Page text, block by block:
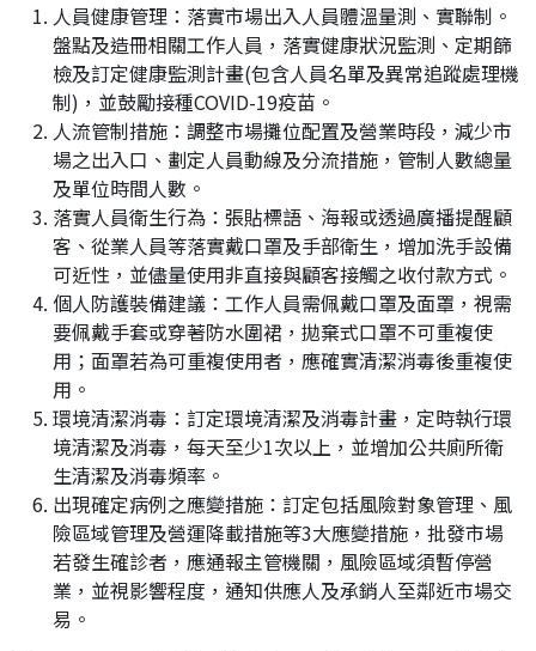
人員健康管理：落實市場出入人員體溫量測、實聯制。
盤點及造冊相關工作人員，落實健康狀況監測、定期篩
檢及訂定健康監測計畫(包含人員名單及異常追蹤處理機
制)，並鼓勵接種COVID-19疫苗。
人流管制措施：調整市場攤位配置及營業時段，減少市
場之出入口、劃定人員動線及分流措施，管制人數總量
及單位時間人數。
落實人員衛生行為：張貼標語、海報或透過廣播提醒顧
客、從業人員等落實戴口罩及手部衛生，增加洗手設備
可近性，並儘量使用非直接與顧客接觸之收付款方式。
個人防護裝備建議：工作人員需佩戴口罩及面罩，視需
要佩戴手套或穿著防水圍裙，拋棄式口罩不可重複使
用；面罩若為可重複使用者，應確實清潔消毒後重複使
用。
環境清潔消毒：訂定環境清潔及消毒計畫，定時執行環
境清潔及消毒，每天至少1次以上，並增加公共廁所衛
生清潔及消毒頻率。
出現確定病例之應變措施：訂定包括風險對象管理、風
險區域管理及營運降載措施等3大應變措施，批發市場
若發生確診者，應通報主管機關，風險區域須暫停營
業，並視影響程度，通知供應人及承銷人至鄰近市場交
易。